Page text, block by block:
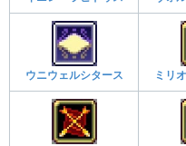
ウニウェルシタース ミリ